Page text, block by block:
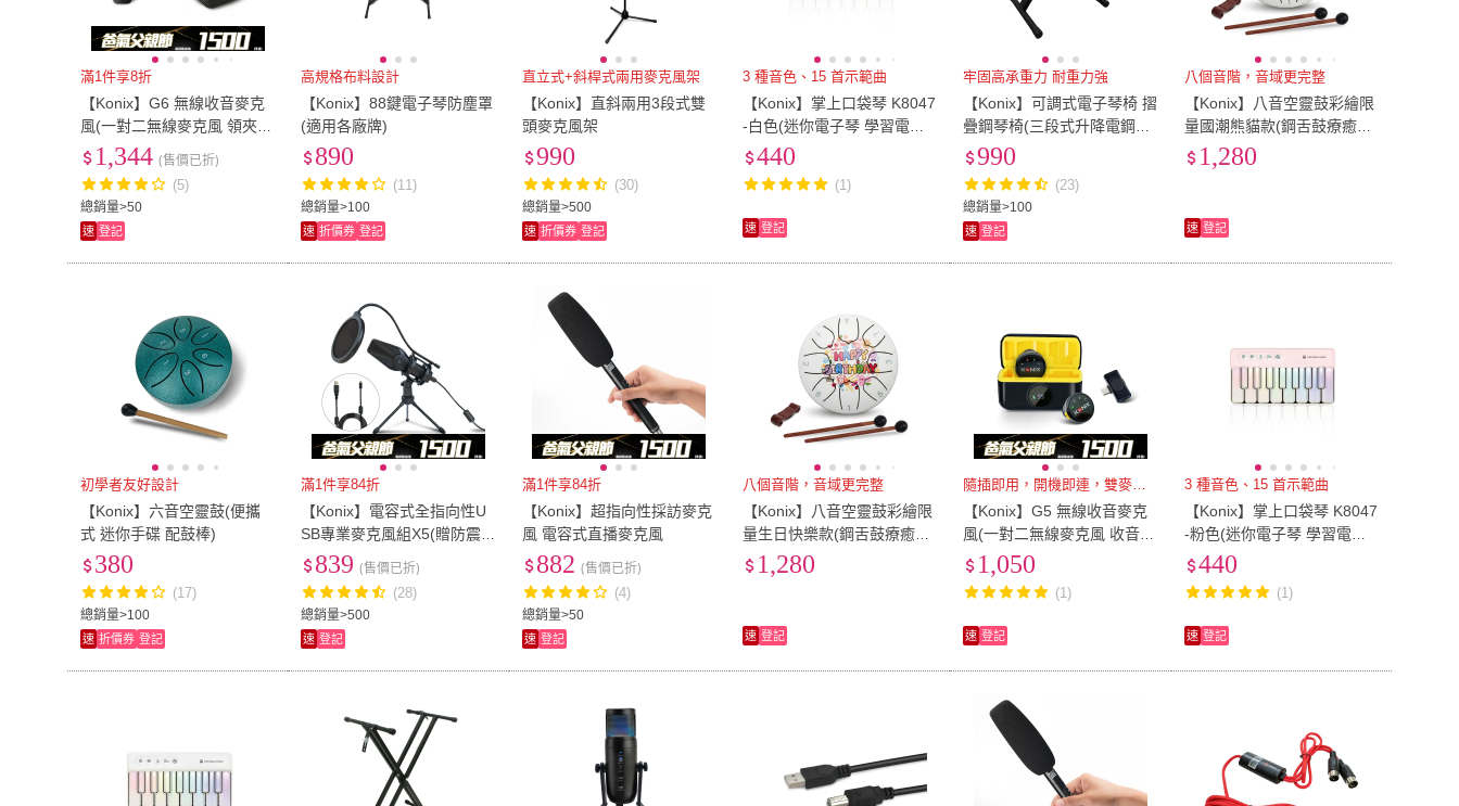
滿1件享8折
【Konix】G6 無線收音麥克
風(一對二無線麥克風 領夾式
麥克風)
總銷量>50
1,344 (售價已折)
(5)
速 登記
高規格布料設計
【Konix】88鍵電子琴防塵罩
(適用各廠牌)
總銷量>100
890
(11)
速 折價券 登記
直立式+斜桿式兩用麥克風架
【Konix】直斜兩用3段式雙
頭麥克風架
總銷量>500
990
(30)
速 折價券 登記
3 種音色、15 首示範曲
【Konix】掌上口袋琴 K8047
-白色(迷你電子琴 學習電子
琴 兒童音樂玩具 七彩燈光琴
440
(1)
速 登記
牢固高承重力 耐重力強
【Konix】可調式電子琴椅 摺
疊鋼琴椅(三段式升降電鋼琴
椅 穩固防滑底座)
總銷量>100
990
(23)
速 登記
八個音階，音域更完整
【Konix】八音空靈鼓彩繪限
量國潮熊貓款(鋼舌鼓療癒樂
器 生日禮物首選 初學者輕鬆
上手)
1,280
速 登記
初學者友好設計
【Konix】六音空靈鼓(便攜
式 迷你手碟 配鼓棒)
總銷量>100
380
(17)
速 折價券 登記
滿1件享84折
【Konix】電容式全指向性U
SB專業麥克風組X5(贈防震
架、防噴罩 電腦錄音)
總銷量>500
839 (售價已折)
(28)
速 登記
滿1件享84折
【Konix】超指向性採訪麥克
風 電容式直播麥克風
總銷量>50
882 (售價已折)
(4)
速 登記
八個音階，音域更完整
【Konix】八音空靈鼓彩繪限
量生日快樂款(鋼舌鼓療癒樂
器 生日禮物首選 初學者輕鬆
上手)
1,280
速 登記
隨插即用，開機即連，雙麥同步
【Konix】G5 無線收音麥克
風(一對二無線麥克風 收音增
強 抗雜音更優 附收納盒)
1,050
(1)
速 登記
3 種音色、15 首示範曲
【Konix】掌上口袋琴 K8047
-粉色(迷你電子琴 學習電子
琴 兒童音樂玩具 七彩燈光琴
440
(1)
速 登記